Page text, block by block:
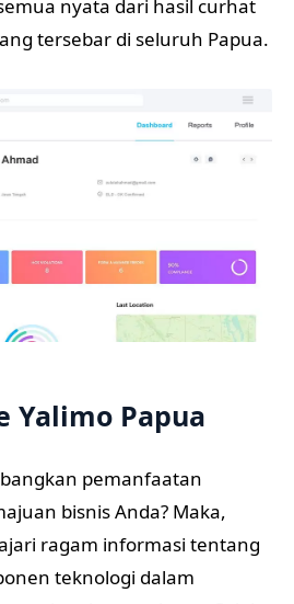
nyata dari hasil curhat
tersebar di seluruh Papua.
Yalimo Papua
pemanfaatan
bisnis Anda? Maka,
ragam informasi tentang
teknologi dalam